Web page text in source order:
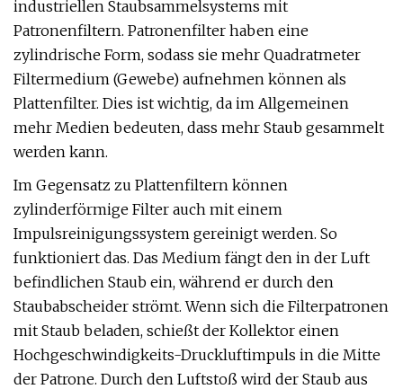
industriellen Staubsammelsystems mit
Patronenfiltern. Patronenfilter haben eine
zylindrische Form, sodass sie mehr Quadratmeter
Filtermedium (Gewebe) aufnehmen können als
Plattenfilter. Dies ist wichtig, da im Allgemeinen
mehr Medien bedeuten, dass mehr Staub gesammelt
werden kann.
Im Gegensatz zu Plattenfiltern können
zylinderförmige Filter auch mit einem
Impulsreinigungssystem gereinigt werden. So
funktioniert das. Das Medium fängt den in der Luft
befindlichen Staub ein, während er durch den
Staubabscheider strömt. Wenn sich die Filterpatronen
mit Staub beladen, schießt der Kollektor einen
Hochgeschwindigkeits-Druckluftimpuls in die Mitte
der Patrone. Durch den Luftstoß wird der Staub aus